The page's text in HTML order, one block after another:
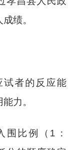
绩。
试者的反应能
力。
围比例（1：